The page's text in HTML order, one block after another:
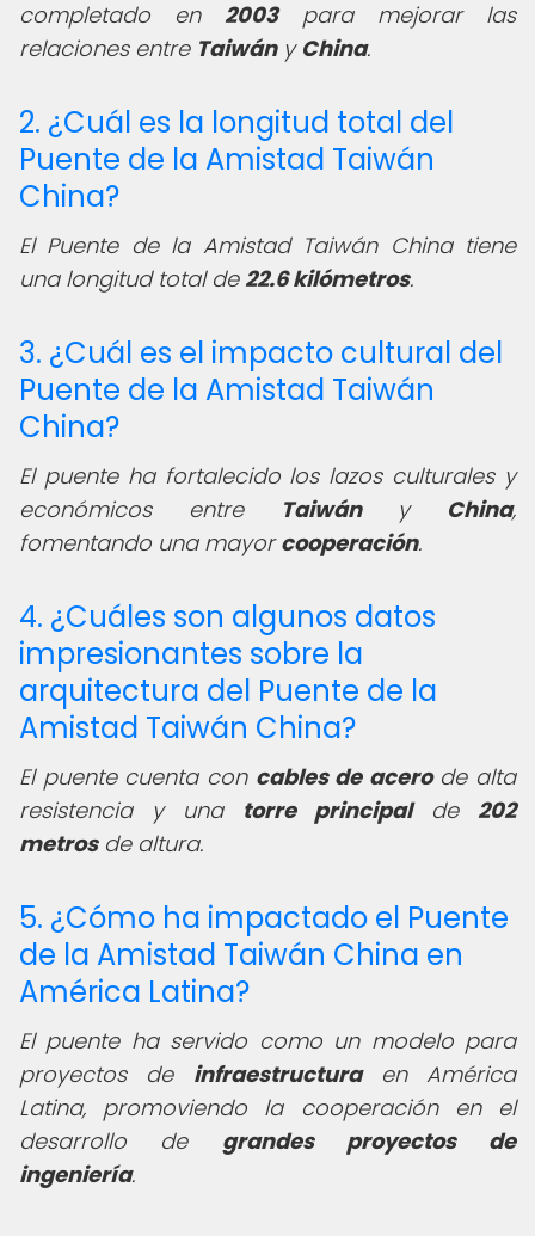
completado en 2003para mejorar las
relaciones entre Taiwány China.
2. ¿Cuál es la longitud total del
Puente de la Amistad Taiwán
China?
El Puente de la Amistad Taiwán China tiene
una longitud total de 22.6 kilómetros.
3. ¿Cuál es el impacto cultural del
Puente de la Amistad Taiwán
China?
El puente ha fortalecido los lazos culturales y
económicos entre
Taiwány China,
fomentando una mayorcooperación.
4. ¿Cuáles son algunos datos
impresionantes sobre la
arquitectura del Puente de la
Amistad Taiwán China?
El puente cuenta con cables de acerode alta
resistencia y una torre principalde 202
metrosde altura.
5. ¿Cómo ha impactado el Puente
de la Amistad Taiwán China en
América Latina?
El puente ha servido como un modelo para
proyectos de infraestructuraen América
Latina, promoviendo la cooperación en el
desarrollo de grandes proyectos de
ingeniería.